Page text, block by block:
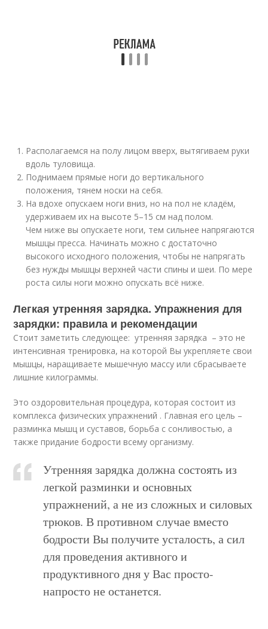
Располагаемся на полу лицом вверх, вытягиваем руки
вдоль туловища.
Поднимаем прямые ноги до вертикального
положения, тянем носки на себя.
На вдохе опускаем ноги вниз, но на пол не кладём,
удерживаем их на высоте 5–15 см над полом.
Чем ниже вы опускаете ноги, тем сильнее напрягаются
мышцы пресса. Начинать можно с достаточно
высокого исходного положения, чтобы не напрягать
без нужды мышцы верхней части спины и шеи. По мере
роста силы ноги можно опускать всё ниже.
Легкая утренняя зарядка. Упражнения для
зарядки: правила и рекомендации
Стоит заметить следующее: утренняя зарядка – это не
интенсивная тренировка, на которой Вы укрепляете свои
мышцы, наращиваете мышечную массу или сбрасываете
лишние килограммы.
Это оздоровительная процедура, которая состоит из
комплекса физических упражнений . Главная его цель –
разминка мышц и суставов, борьба с сонливостью, а
также придание бодрости всему организму.
Утренняя зарядка должна состоять из
легкой разминки и основных
упражнений, а не из сложных и силовых
трюков. В противном случае вместо
бодрости Вы получите усталость, а сил
для проведения активного и
продуктивного дня у Вас просто-
напросто не останется.